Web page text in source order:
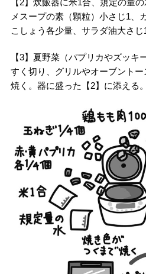
【2】炊飯器に米1合、規定の量
メスープの素（顆粒）小さじ1、
こしょう各少量、サラダ油大さじ
【3】夏野菜（パプリカやズッキ
すく切り、グリルやオーブント
焼く。器に盛った【2】に添える。